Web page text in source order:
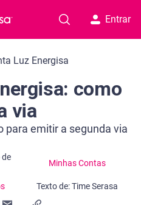
Entrar
Luz Energisa
como
via
para emitir a segunda via
de
Minhas Contas
Texto de: Time Serasa